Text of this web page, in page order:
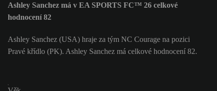
Ashley Sanchez má v EA SPORTS FC™ 26 celkové
hodnocení 82
Ashley Sanchez (USA) hraje za tým NC Courage na pozici
Pravé křídlo (PK). Ashley Sanchez má celkové hodnocení 82.